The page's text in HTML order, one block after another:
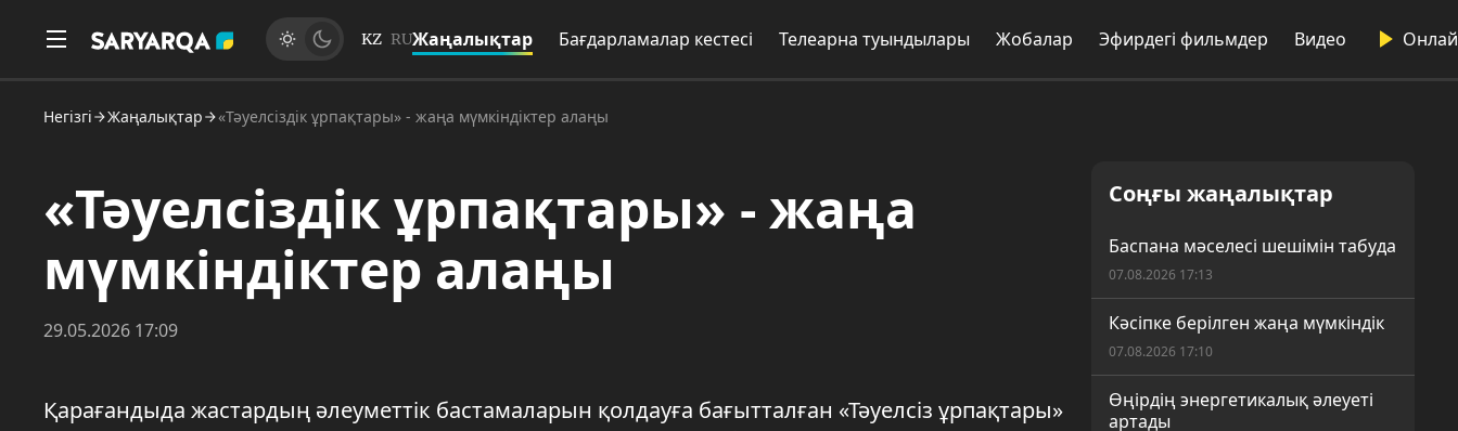
KZ RUЖаңалықтар Бағдарламалар кестесі Телеарна туындылары Жобалар Эфирдегі фильмдер Видео
Негізгі Жаңалықтар «Тәуелсіздік ұрпақтары» - жаңа мүмкіндіктер алаңы
«Тәуелсіздік ұрпақтары» - жаңа
мүмкіндіктер алаңы
29.05.2026 17:09
Қарағандыда жастардың әлеуметтік бастамаларын қолдауға бағытталған «Тәуелсіз ұрпақтары»
Соңғы жаңалықтар
Баспана мәселесі шешімін табуда
07.08.2026 17:13
Кәсіпке берілген жаңа мүмкіндік
07.08.2026 17:10
Өңірдің энергетикалық әлеуеті
артады